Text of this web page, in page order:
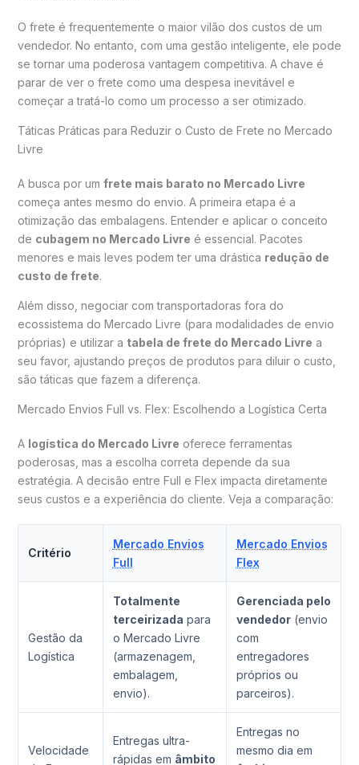
O frete é frequentemente o maior vilão dos custos de um
vendedor. No entanto, com uma gestão inteligente, ele pode
se tornar uma poderosa vantagem competitiva. A chave é
parar de ver o frete como uma despesa inevitável e
começar a tratá-lo como um processo a ser otimizado.
Táticas Práticas para Reduzir o Custo de Frete no Mercado
Livre
A busca por um frete mais barato no Mercado Livre
começa antes mesmo do envio. A primeira etapa é a
otimização das embalagens. Entender e aplicar o conceito
de cubagem no Mercado Livre é essencial. Pacotes
menores e mais leves podem ter uma drástica redução de
custo de frete.
Além disso, negociar com transportadoras fora do
ecossistema do Mercado Livre (para modalidades de envio
próprias) e utilizar a tabela de frete do Mercado Livre a
seu favor, ajustando preços de produtos para diluir o custo,
são táticas que fazem a diferença.
Mercado Envios Full vs. Flex: Escolhendo a Logística Certa
A logística do Mercado Livre oferece ferramentas
poderosas, mas a escolha correta depende da sua
estratégia. A decisão entre Full e Flex impacta diretamente
seus custos e a experiência do cliente. Veja a comparação:
Critério
Mercado Envios
Full
Mercado Envios
Flex
Gestão da
Logística
Totalmente
terceirizada para
o Mercado Livre
(armazenagem,
embalagem,
envio).
Gerenciada pelo
vendedor(envio
com
entregadores
próprios ou
parceiros).
Velocidade
Entregas ultra-
rápidas em âmbito
Entregas no
mesmo dia em